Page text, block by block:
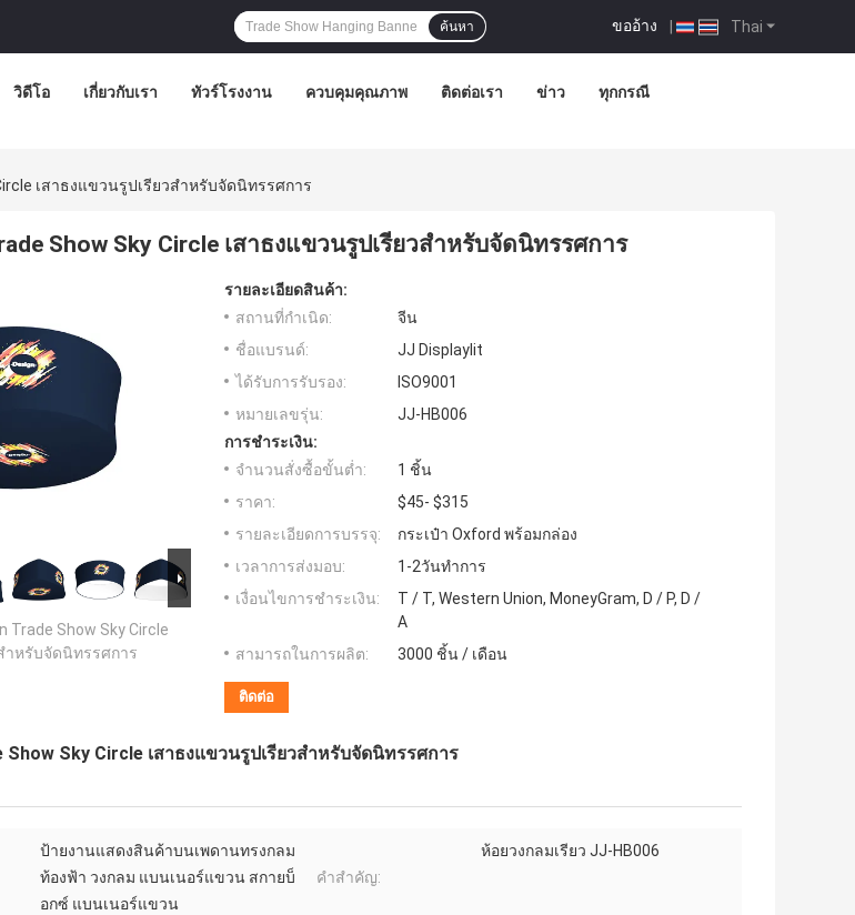
Thai
ขออ้าง |
ค้นหา
วิดีโอ เกี่ยวกับเรา ทัวร์โรงงาน ควบคุมคุณภาพ ติดต่อเรา ข่าว ทุกกรณี
เสาธงแขวนรูปเรียวสำหรับจัดนิทรรศการ
Show Sky Circle เสาธงแขวนรูปเรียวสำหรับจัดนิทรรศการ
Trade Show Sky Circle
ำหรับจัดนิทรรศการ
รายละเอียดสินค้า:
สถานที่กำเนิด:
จีน
ชื่อแบรนด์:
JJ Displaylit
ได้รับการรับรอง:
ISO9001
หมายเลขรุ่น:
JJ-HB006
การชำระเงิน:
จำนวนสั่งซื้อขั้นต่ำ:
1 ชิ้น
ราคา:
$45- $315
รายละเอียดการบรรจุ:
กระเป๋า Oxford พร้อมกล่อง
เวลาการส่งมอบ:
1-2วันทำการ
เงื่อนไขการชำระเงิน:
T / T, Western Union, MoneyGram, D / P, D /
A
สามารถในการผลิต:
3000 ชิ้น / เดือน
ติดต่อ
Show Sky Circle เสาธงแขวนรูปเรียวสำหรับจัดนิทรรศการ
ป้ายงานแสดงสินค้าบนเพดานทรงกลม
ท้องฟ้า วงกลม แบนเนอร์แขวน สกายบ็
อกซ์ แบนเนอร์แขวน
คำสำคัญ:
ห้อยวงกลมเรียว JJ-HB006